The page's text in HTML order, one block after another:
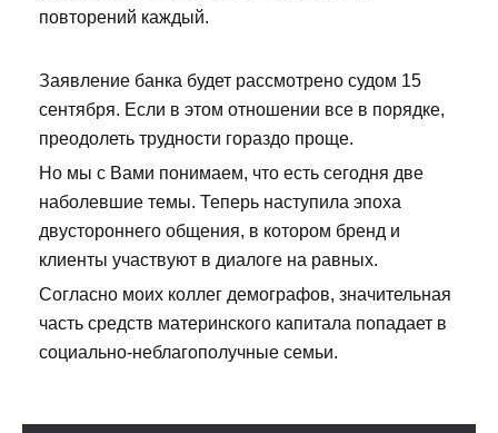
повторений каждый.
Заявление банка будет рассмотрено судом 15
сентября. Если в этом отношении все в порядке,
преодолеть трудности гораздо проще.
Но мы с Вами понимаем, что есть сегодня две
наболевшие темы. Теперь наступила эпоха
двустороннего общения, в котором бренд и
клиенты участвуют в диалоге на равных.
Согласно моих коллег демографов, значительная
часть средств материнского капитала попадает в
социально-неблагополучные семьи.